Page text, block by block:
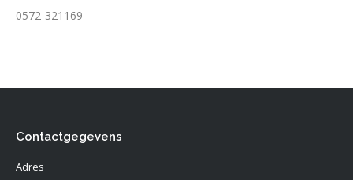
0572-321169
Contactgegevens
Adres